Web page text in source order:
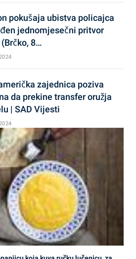
pokušaja ubistva policajca
jednomjesečni pritvor
8…
zajednica poziva
da prekine transfer oružja
| SAD Vijesti